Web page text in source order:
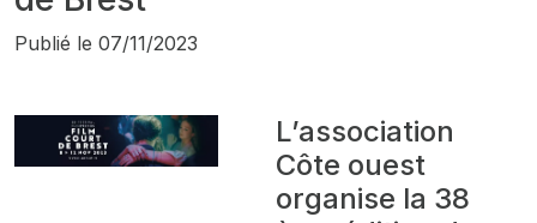
Publié le 07/11/2023
L’association
Côte ouest
organise la 38